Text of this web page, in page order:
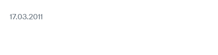
17.03.2011